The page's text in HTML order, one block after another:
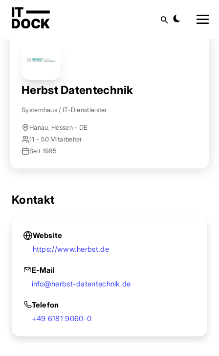
Startseite Anbieter finden
Herbst Datentechnik
Systemhaus / IT-Dienstleister
Hanau, Hessen - DE
11 - 50 Mitarbeiter
Seit 1985
Kontakt
Website
https://www.herbst.de
E-Mail
info@herbst-datentechnik.de
Telefon
+49 6181 9060-0